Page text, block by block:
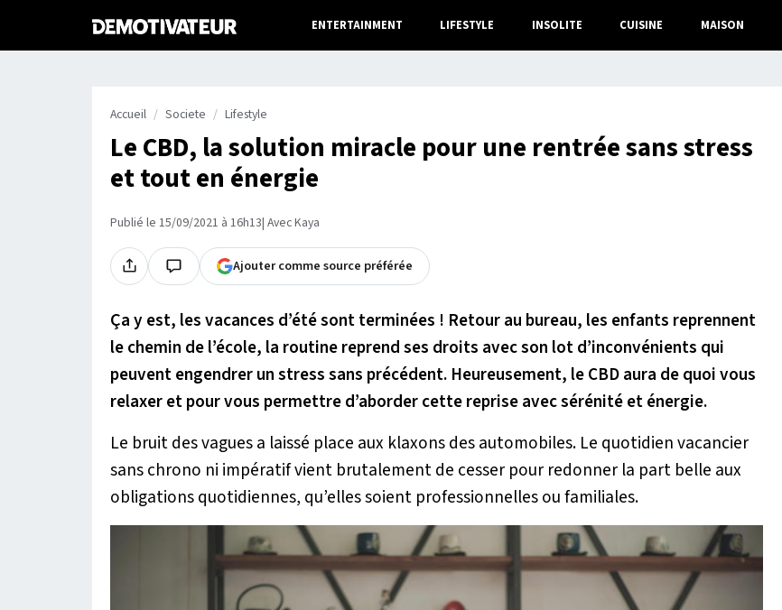
ENTERTAINMENT LIFESTYLE INSOLITE CUISINE MAISON
Accueil Societe Lifestyle
Le CBD, la solution miracle pour une rentrée sans stress
et tout en énergie
Publié le 15/09/2021 à 16h13| Avec Kaya
Ajouter comme source préférée
Ça y est, les vacances d’été sont terminées ! Retour au bureau, les enfants reprennent
le chemin de l’école, la routine reprend ses droits avec son lot d’inconvénients qui
peuvent engendrer un stress sans précédent. Heureusement, le CBD aura de quoi vous
relaxer et pour vous permettre d’aborder cette reprise avec sérénité et énergie.
Le bruit des vagues a laissé place aux klaxons des automobiles. Le quotidien vacancier
sans chrono ni impératif vient brutalement de cesser pour redonner la part belle aux
obligations quotidiennes, qu’elles soient professionnelles ou familiales.